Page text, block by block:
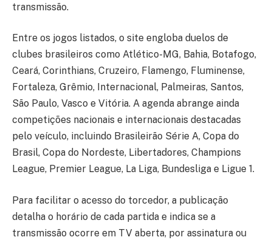
transmissão.
Entre os jogos listados, o site engloba duelos de
clubes brasileiros como Atlético-MG, Bahia, Botafogo,
Ceará, Corinthians, Cruzeiro, Flamengo, Fluminense,
Fortaleza, Grêmio, Internacional, Palmeiras, Santos,
São Paulo, Vasco e Vitória. A agenda abrange ainda
competições nacionais e internacionais destacadas
pelo veículo, incluindo Brasileirão Série A, Copa do
Brasil, Copa do Nordeste, Libertadores, Champions
League, Premier League, La Liga, Bundesliga e Ligue 1.
Para facilitar o acesso do torcedor, a publicação
detalha o horário de cada partida e indica se a
transmissão ocorre em TV aberta, por assinatura ou